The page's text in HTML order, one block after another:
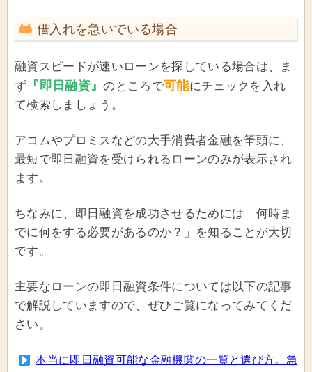
借入れを急いでいる場合
融資スピードが速いローンを探している場合は、ま
ず 『即日融資』のところで可能にチェックを入れ
て検索しましょう。
アコムやプロミスなどの大手消費者金融を筆頭に、
最短で即日融資を受けられるローンのみが表示され
ます。
ちなみに、即日融資を成功させるためには「何時ま
でに何をする必要があるのか？」を知ることが大切
です。
主要なローンの即日融資条件については以下の記事
で解説していますので、ぜひご覧になってみてくだ
さい。
本当に即日融資可能な金融機関の一覧と選び方。急